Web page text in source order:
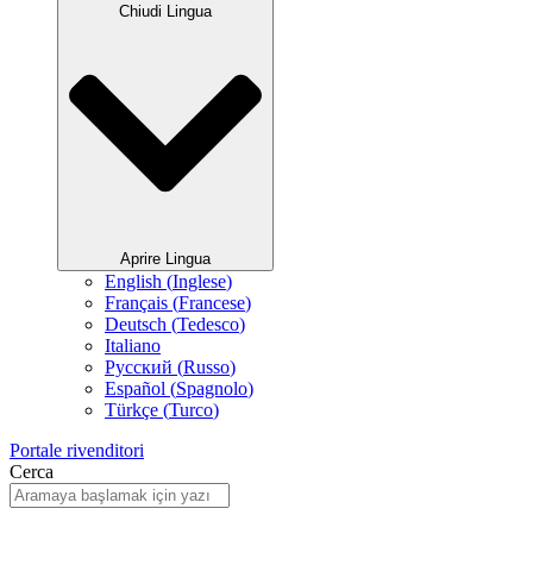
Chiudi Lingua
Aprire Lingua
English (Inglese)
Français (Francese)
Deutsch (Tedesco)
Italiano
Русский (Russo)
Español (Spagnolo)
Türkçe (Turco)
Portale rivenditori
Cerca